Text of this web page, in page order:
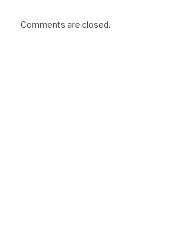
Comments are closed.